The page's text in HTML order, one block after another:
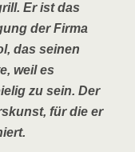
Er ist das
der Firma
das seinen
weil es
zu sein. Der
für die er